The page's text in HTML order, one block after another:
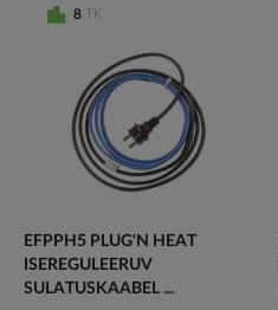
8 TK
EFPPH5 PLUG'N HEAT
ISEREGULEERUV
SULATUSKAABEL ...